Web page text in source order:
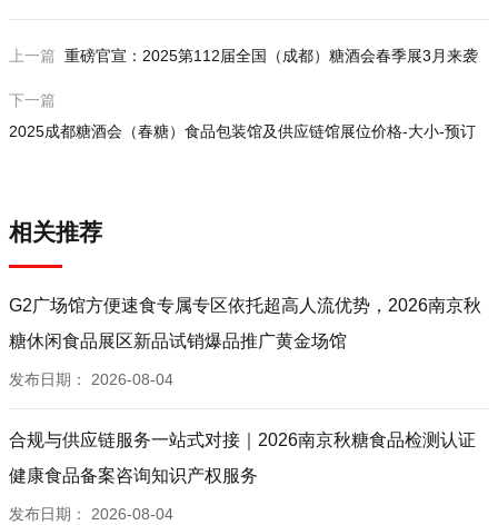
上一篇 重磅官宣：2025第112届全国（成都）糖酒会春季展3月来袭
下一篇
2025成都糖酒会（春糖）食品包装馆及供应链馆展位价格-大小-预订
相关推荐
G2广场馆方便速食专属专区依托超高人流优势，2026南京秋
糖休闲食品展区新品试销爆品推广黄金场馆
发布日期： 2026-08-04
合规与供应链服务一站式对接｜2026南京秋糖食品检测认证
健康食品备案咨询知识产权服务
发布日期： 2026-08-04